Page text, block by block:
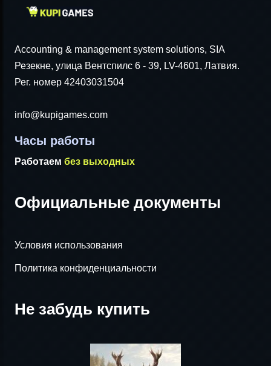
Accounting & management system solutions, SIA
Резекне, улица Вентспилс 6 - 39, LV-4601, Латвия.
Рег. номер 42403031504
info@kupigames.com
Часы работы
Работаем без выходных
Официальные документы
Условия использования
Политика конфиденциальности
Не забудь купить